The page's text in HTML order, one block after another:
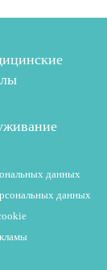
данных
данных